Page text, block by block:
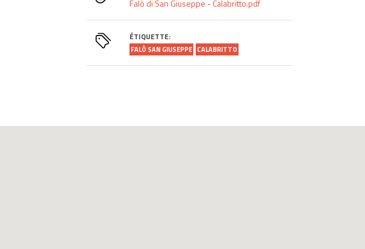
Falò di San Giuseppe - Calabritto.pdf
ÉTIQUETTE:
FALÒ SAN GIUSEPPE CALABRITTO